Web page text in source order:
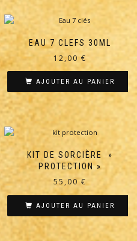
EAU 7 CLEFS 30ML
12,00€
AJOUTER AU PANIER
KIT DE SORCIÈRE »
PROTECTION »
55,00 €
AJOUTER AU PANIER